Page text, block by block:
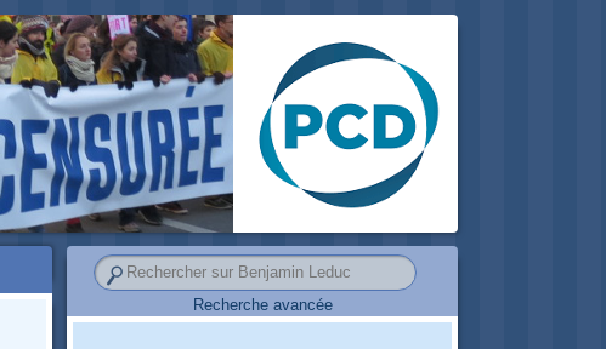
Recherche avancée